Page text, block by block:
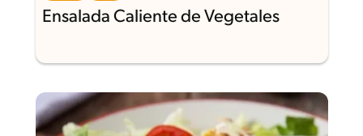
Ensalada Caliente de Vegetales